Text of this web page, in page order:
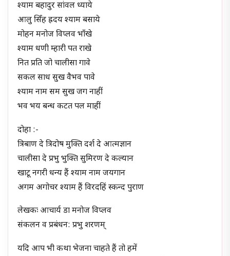
श्याम बहादुर सांवल ध्याये
आलु सिँह ह्रदय श्याम बसाये
मोहन मनोज विप्लव भाँखे
श्याम धणी म्हारी पत राखे
नित प्रति जो चालीसा गावे
सकल साध सुख वैभव पावे
श्याम नाम सम सुख जग नाहीं
भव भय बन्ध कटत पल माहीं
दोहा :-
त्रिबाण दे त्रिदोष मुक्ति दर्श दे आत्मज्ञान
चालीसा दे प्रभु भुक्ति सुमिरण दे कल्यान
खाटू नगरी धन्य हैं श्याम नाम जयगान
अगम अगोचर श्याम हैं विरदहिं स्कन्द पुराण
लेखकः आचार्य डा मनोज विप्लव
संकलन व प्रबंधन: प्रभु शरणम्
यदि आप भी कथा भेजना चाहते हैं तो हमें